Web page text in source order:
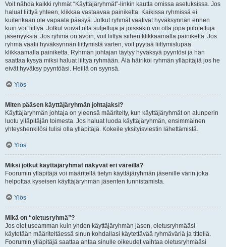
Voit nähdä kaikki ryhmät “Käyttäjäryhmät”-linkin kautta omissa asetuksissa. Jos
haluat liittyä yhteen, klikkaa vastaavaa painiketta. Kaikissa ryhmissä ei
kuitenkaan ole vapaata pääsyä. Jotkut ryhmät vaativat hyväksynnän ennen
kuin voit liittyä. Jotkut voivat olla suljettuja ja joissakin voi olla jopa piilotettuja
jäsenyyksiä. Jos ryhmä on avoin, voit liittyä siihen klikkaamalla painiketta. Jos
ryhmä vaatii hyväksynnän liittymistä varten, voit pyytää liittymislupaa
klikkaamalla painiketta. Ryhmän johtajan täytyy hyväksyä pyyntösi ja hän
saattaa kysyä miksi haluat liittyä ryhmään. Älä häiriköi ryhmän ylläpitäjiä jos he
eivät hyväksy pyyntöäsi. Heillä on syynsä.
Ylös
Miten pääsen käyttäjäryhmän johtajaksi?
Käyttäjäryhmän johtaja on yleensä määritelty, kun käyttäjäryhmät on alunperin
luotu ylläpitäjän toimesta. Jos haluat luoda käyttäjäryhmän, ensimmäinen
yhteyshenkilösi tulisi olla ylläpitäjä. Kokeile yksityisviestin lähettämistä.
Ylös
Miksi jotkut käyttäjäryhmät näkyvät eri väreillä?
Foorumin ylläpitäjä voi määritellä tietyn käyttäjäryhmän jäsenille värin joka
helpottaa kyseisen käyttäjäryhmän jäsenten tunnistamista.
Ylös
Mikä on “oletusryhmä”?
Jos olet useamman kuin yhden käyttäjäryhmän jäsen, oletusryhmääsi
käytetään määriteltäessä sinun kohdallasi käytettävää ryhmäväriä ja titteliä.
Foorumin ylläpitäjä saattaa antaa sinulle oikeudet vaihtaa oletusryhmääsi